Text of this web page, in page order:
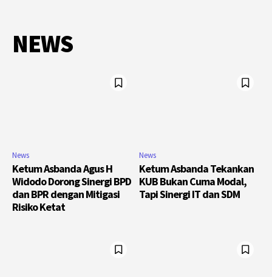
NEWS
News
Ketum Asbanda Agus H
Widodo Dorong Sinergi BPD
dan BPR dengan Mitigasi
Risiko Ketat
News
Ketum Asbanda Tekankan
KUB Bukan Cuma Modal,
Tapi Sinergi IT dan SDM